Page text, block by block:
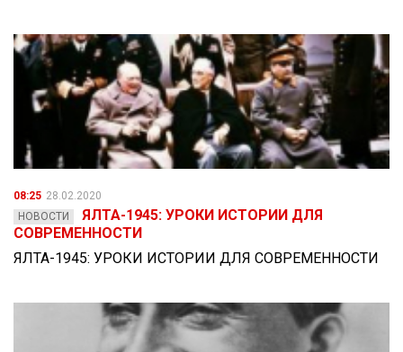
08:25 28.02.2020
НОВОСТИ
ЯЛТА-1945: УРОКИ ИСТОРИИ ДЛЯ
СОВРЕМЕННОСТИ
ЯЛТА-1945: УРОКИ ИСТОРИИ ДЛЯ СОВРЕМЕННОСТИ